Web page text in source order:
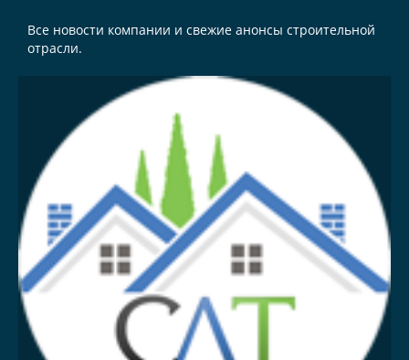
Все новости компании и свежие анонсы строительной
отрасли.